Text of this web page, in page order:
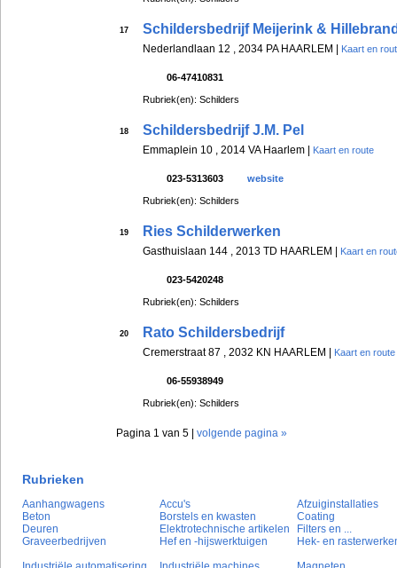
17 Schildersbedrijf Meijerink &
Nederlandlaan 12 , 2034 PA HAARLEM | Kaart en
06-47410831
Rubriek(en): Schilders
18 Schildersbedrijf J.M. Pel
Emmaplein 10 , 2014 VA Haarlem | Kaart en route
023-5313603 website
Rubriek(en): Schilders
19 Ries Schilderwerken
Gasthuislaan 144 , 2013 TD HAARLEM | Kaart en
023-5420248
Rubriek(en): Schilders
20 Rato Schildersbedrijf
Cremerstraat 87 , 2032 KN HAARLEM | Kaart en route
06-55938949
Rubriek(en): Schilders
Pagina 1 van 5 | volgende pagina »
Rubrieken
Aanhangwagens Accu's
Afzuiginstallaties
Beton
Borstels en kwasten
Coating
Deuren
Elektrotechnische artikelen
Filters en ...
Graveerbedrijven
Hef en -hijswerktuigen
Hek- en